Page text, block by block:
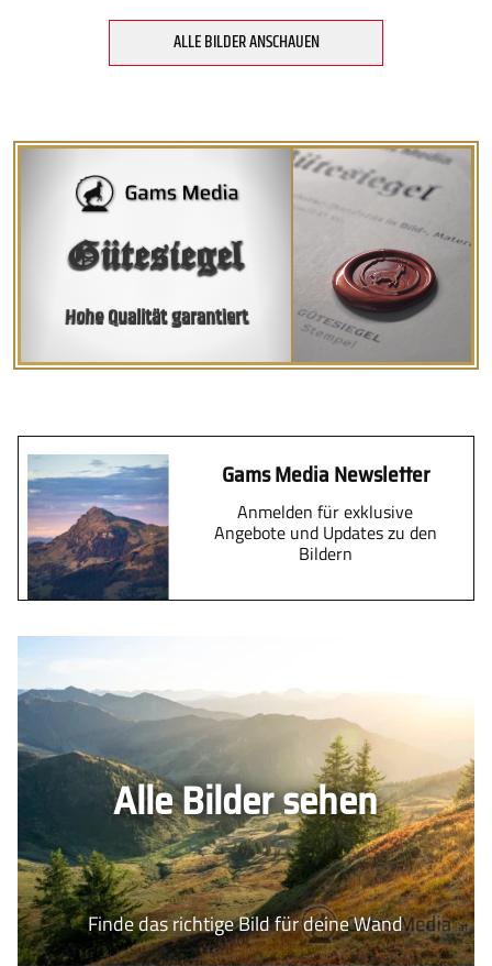
ALLE BILDER ANSCHAUEN
Gütesiegel
Hohe Qualität garantiert
Gams Media Newsletter
Anmelden für exklusive
Angebote und Updates zu den
Bildern
Alle Bilder sehen
Finde das richtige Bild für deine Wand